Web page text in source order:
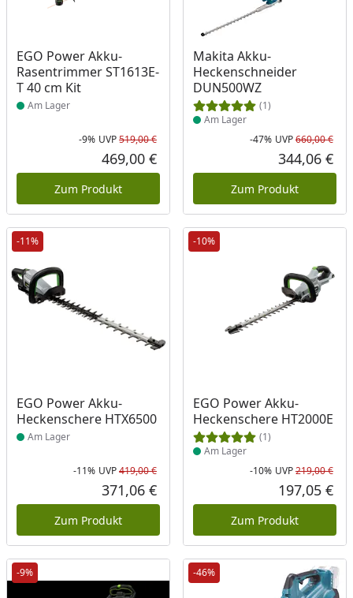
EGO Power Akku-
Rasentrimmer ST1613E-
T 40 cm Kit
Produkt am Lager
Am Lager
Rabatt in Prozent
-9%
Ursprünglicher Preis
UVP519,00 €
Aktueller Preis
469,00 €
Zum Produkt
Makita Akku-
Heckenschneider
DUN500WZ
(1)
Produkt am Lager
Am Lager
-47% UVP660,00 €
344,06 €
Zum Produkt
-11%
EGO Power Akku-
Heckenschere HTX6500
Produkt am Lager
Am Lager
Rabatt in Prozent
-11%
Ursprünglicher Preis
UVP419,00 €
Aktueller Preis
371,06 €
Zum Produkt
-10%
EGO Power Akku-
Heckenschere HT2000E
(1)
Produkt am Lager
Am Lager
-10% UVP219,00 €
197,05 €
Zum Produkt
-9% -46%